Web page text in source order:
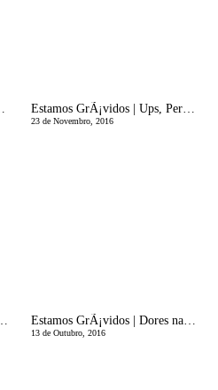
Estamos GrÃ¡vidos | Ups, Perdi uma pinguinha!
23 de Novembro, 2016
um! Estamos GrÃ¡vidos | Dores nas Costas agora?! PorquÃª?!
13 de Outubro, 2016